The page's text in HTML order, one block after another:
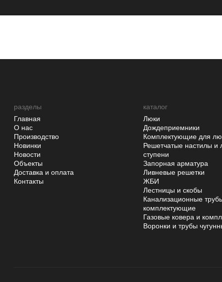
разделы
Главная
О нас
Производство
Новинки
Новости
Объекты
Доставка и оплата
Контакты
каталог
Люки
Дождеприемники
Комплектующие для
Решетчатые настилы и
ступени
Запорная арматура
Ливневые решетки
ЖБИ
Лестницы и скобы
Канализационные
комплектующие
Газовые ковера и
Воронки и трубы